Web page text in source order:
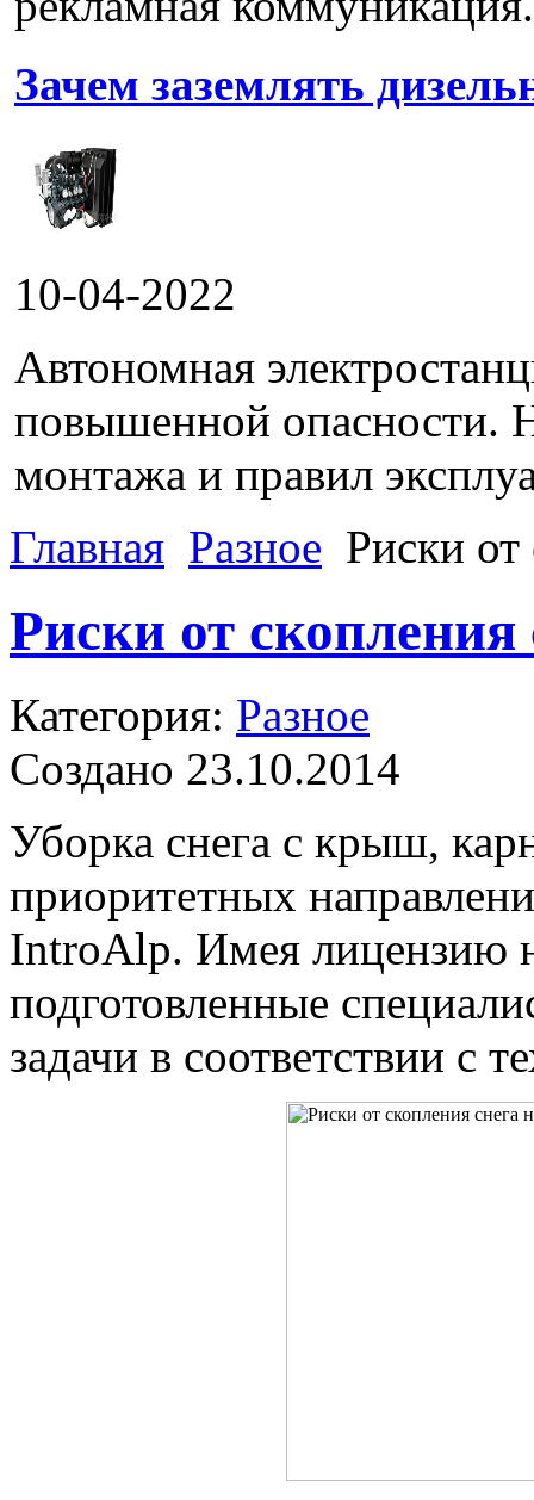
Зачем заземлять
10-04-2022
Автономная
повышенной опасности.
монтажа и правил
Главная Разное Риски
Риски от
Категория: Разное
Создано 23.10.2014
Уборка снега с крыш,
приоритетных
IntroAlp. Имея лицензию
подготовленные
задачи в соответствии с